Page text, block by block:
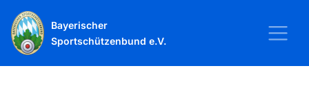
Bayerischer
Sportschützenbund e.V.